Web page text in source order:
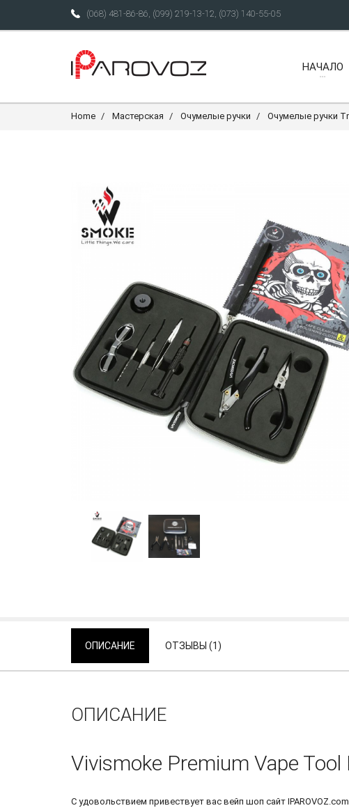
(068) 481-86-86, (099) 219-13-12, (073) 140-55-05
НАЧАЛО
Home Мастерская Очумелые ручки Очумелые ручки
ОПИСАНИЕ ОТЗЫВЫ (1)
ОПИСАНИЕ
Vivismoke Premium Vape
С удовольствием привествует вас вейп шоп сайт